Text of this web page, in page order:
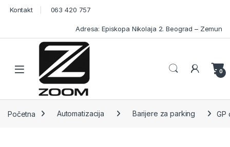
Skip to navigation
Skip to content
Kontakt 063 420 757
Adresa: Episkopa Nikolaja 2. Beograd – Zemun
Open 0
Početna Automatizacija Barijere za parking GP